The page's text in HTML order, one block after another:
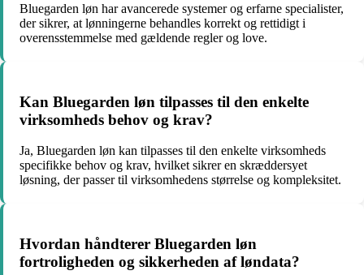
Bluegarden løn har avancerede systemer og erfarne specialister,
der sikrer, at lønningerne behandles korrekt og rettidigt i
overensstemmelse med gældende regler og love.
Kan Bluegarden løn tilpasses til den enkelte
virksomheds behov og krav?
Ja, Bluegarden løn kan tilpasses til den enkelte virksomheds
specifikke behov og krav, hvilket sikrer en skræddersyet
løsning, der passer til virksomhedens størrelse og kompleksitet.
Hvordan håndterer Bluegarden løn
fortroligheden og sikkerheden af løndata?